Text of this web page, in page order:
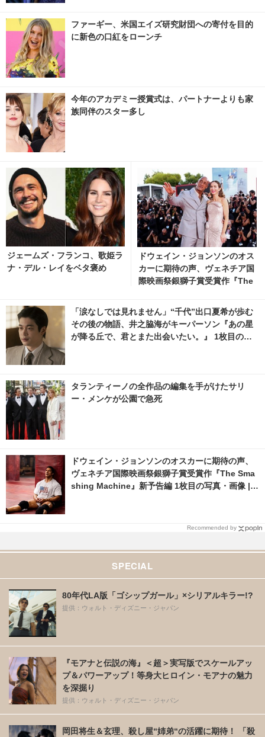
ファーギー、米国エイズ研究財団への寄付を目的
に新色の口紅をローンチ
今年のアカデミー授賞式は、パートナーよりも家
族同伴のスター多し
ジェームズ・フランコ、歌姫ラ
ナ・デル・レイをベタ褒め
ドウェイン・ジョンソンのオス
カーに期待の声、ヴェネチア国
際映画祭銀獅子賞受賞作『The
編 5枚目の写真・画像 | cinem
acafe.net
「涙なしでは見れません」“千代”出口夏希が歩む
その後の物語、井之脇海がキーパーソン『あの星
が降る丘で、君とまた出会いたい。』 1枚目の写
タランティーノの全作品の編集を手がけたサリ
ー・メンケが公園で急死
ドウェイン・ジョンソンのオスカーに期待の声、
ヴェネチア国際映画祭銀獅子賞受賞作『The Sma
shing Machine』新予告編 1枚目の写真・画像 | c
Recommended by
SPECIAL
80年代LA版「ゴシップガール」×シリアルキラー!?
提供：ウォルト・ディズニー・ジャパン
『モアナと伝説の海』＜超＞実写版でスケールアッ
プ＆パワーアップ！等身大ヒロイン・モアナの魅力
を深掘り
提供：ウォルト・ディズニー・ジャパン
岡田将生＆玄理、殺し屋“姉弟“の活躍に期待！ 「殺